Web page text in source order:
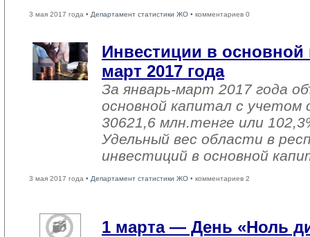
3 мая 2017 года • Департамент статистики ЖО • комментариев 0
Инвестиции в основной
март 2017 года
За январь-март 2017 года
основной капитал с учетом
30621,6 млн.тенге или
Удельный вес области в
инвестиций в основной
3 мая 2017 года • Департамент статистики ЖО • комментариев 2
1 марта — День «Ноль